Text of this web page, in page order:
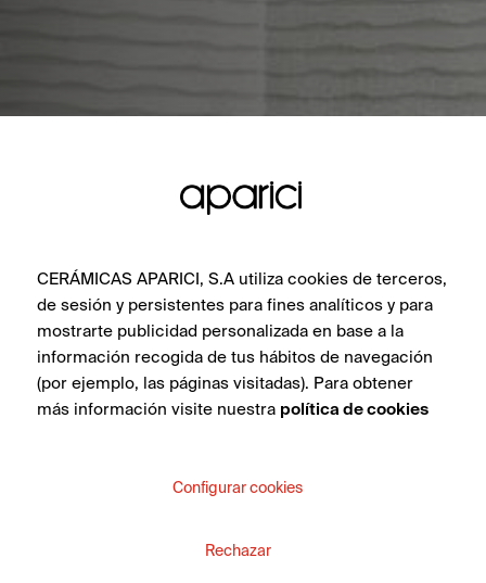
CERÁMICAS APARICI, S.A utiliza cookies de terceros,
de sesión y persistentes para fines analíticos y para
mostrarte publicidad personalizada en base a la
información recogida de tus hábitos de navegación
(por ejemplo, las páginas visitadas). Para obtener
más información visite nuestra política de cookies
Configurar cookies
Rechazar